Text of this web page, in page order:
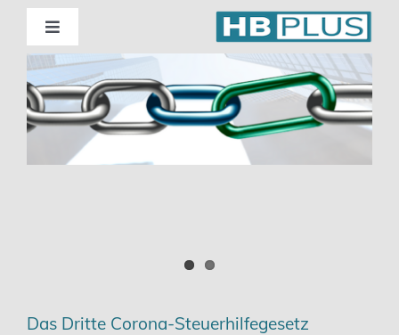
Skip
content
Toggle
Navigation
Standorte
Beratung
Das Dritte Corona-Steuerhilfegesetz